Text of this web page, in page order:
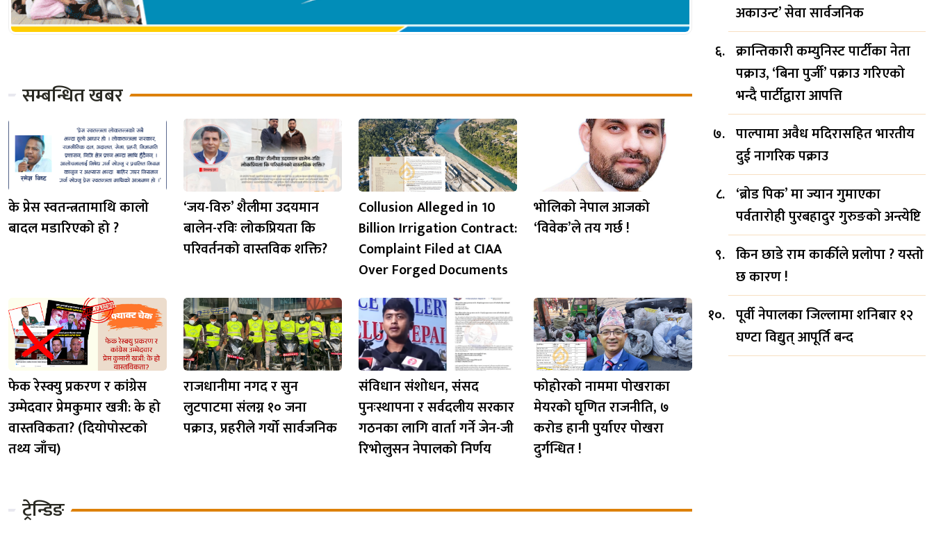
सम्बन्धित खबर
के प्रेस स्वतन्त्रतामाथि कालो
बादल मडारिएको हो ?
‘जय-विरु’ शैलीमा उदयमान
बालेन-रविः लोकप्रियता कि
परिवर्तनको वास्तविक शक्ति?
Collusion Alleged in 10
Billion Irrigation Contract:
Complaint Filed at CIAA
Over Forged Documents
भोलिको नेपाल आजको
‘विवेक’ले तय गर्छ !
फेक रेस्क्यु प्रकरण र कांग्रेस
उम्मेदवार प्रेमकुमार खत्री: के हो
वास्तविकता? (दियोपोस्टको
तथ्य जाँच)
राजधानीमा नगद र सुन
लुटपाटमा संलग्न १० जना
पक्राउ, प्रहरीले गर्यो सार्वजनिक
संविधान संशोधन, संसद
पुनःस्थापना र सर्वदलीय सरकार
गठनका लागि वार्ता गर्ने जेन-जी
रिभोलुसन नेपालको निर्णय
फोहोरको नाममा पोखराका
मेयरको घृणित राजनीति, ७
करोड हानी पुर्याएर पोखरा
दुर्गन्धित !
ट्रेन्डिङ
अकाउन्ट’ सेवा सार्वजनिक
क्रान्तिकारी कम्युनिस्ट पार्टीका नेता
पक्राउ, ‘बिना पुर्जी’ पक्राउ गरिएको
भन्दै पार्टीद्वारा आपत्ति
पाल्पामा अवैध मदिरासहित भारतीय
दुई नागरिक पक्राउ
‘ब्रोड पिक’ मा ज्यान गुमाएका
पर्वतारोही पुरबहादुर गुरुङको अन्त्येष्टि
किन छाडे राम कार्कीले प्रलोपा ? यस्तो
छ कारण !
पूर्वी नेपालका जिल्लामा शनिबार १२
घण्टा विद्युत् आपूर्ति बन्द